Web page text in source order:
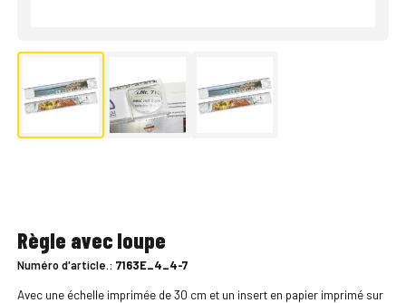
Règle avec loupe
Numéro d'article.: 7163E_4_4-7
Avec une échelle imprimée de 30 cm et un insert en papier imprimé sur